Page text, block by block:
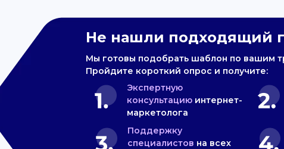
Не нашли подходящий
Мы готовы подобрать шаблон по вашим
Пройдите короткий опрос и получите:
Экспертную
консультацию интернет-
маркетолога
Поддержку
специалистов на всех